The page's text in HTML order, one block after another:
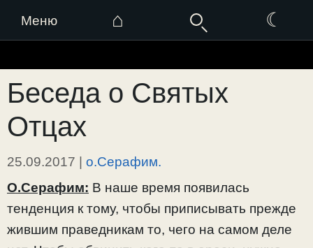
Меню ⌂ ☾
к
содержимому
Беседа о Святых
Отцах
25.09.2017 | о.Серафим.
О.Серафим: В наше время появилась
тенденция к тому, чтобы приписывать прежде
жившим праведникам то, чего на самом деле